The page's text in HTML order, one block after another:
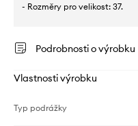
- Rozměry pro velikost: 37.
Podrobnosti o výrobku
Vlastnosti výrobku
Typ podrážky